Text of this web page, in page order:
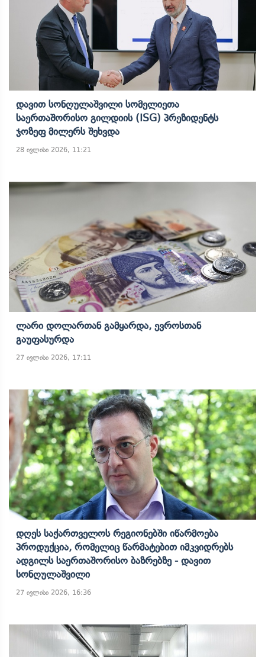
Დავით Სონღულაშვილი Სომელიეთა
Საერთაშორისო Გილდიის (ISG) Პრეზიდენტს
Ჯოზეფ Მილერს Შეხვდა
28 ივლისი 2026, 11:21
Ლარი Დოლართან Გამყარდა, Ევროსთან
Გაუფასურდა
27 ივლისი 2026, 17:11
Დღეს Საქართველოს Რეგიონებში Იწარმოება
Პროდუქცია, Რომელიც Წარმატებით Იმკვიდრებს
Ადგილს Საერთაშორისო Ბაზრებზე - Დავით
Სონღულაშვილი
27 ივლისი 2026, 16:36